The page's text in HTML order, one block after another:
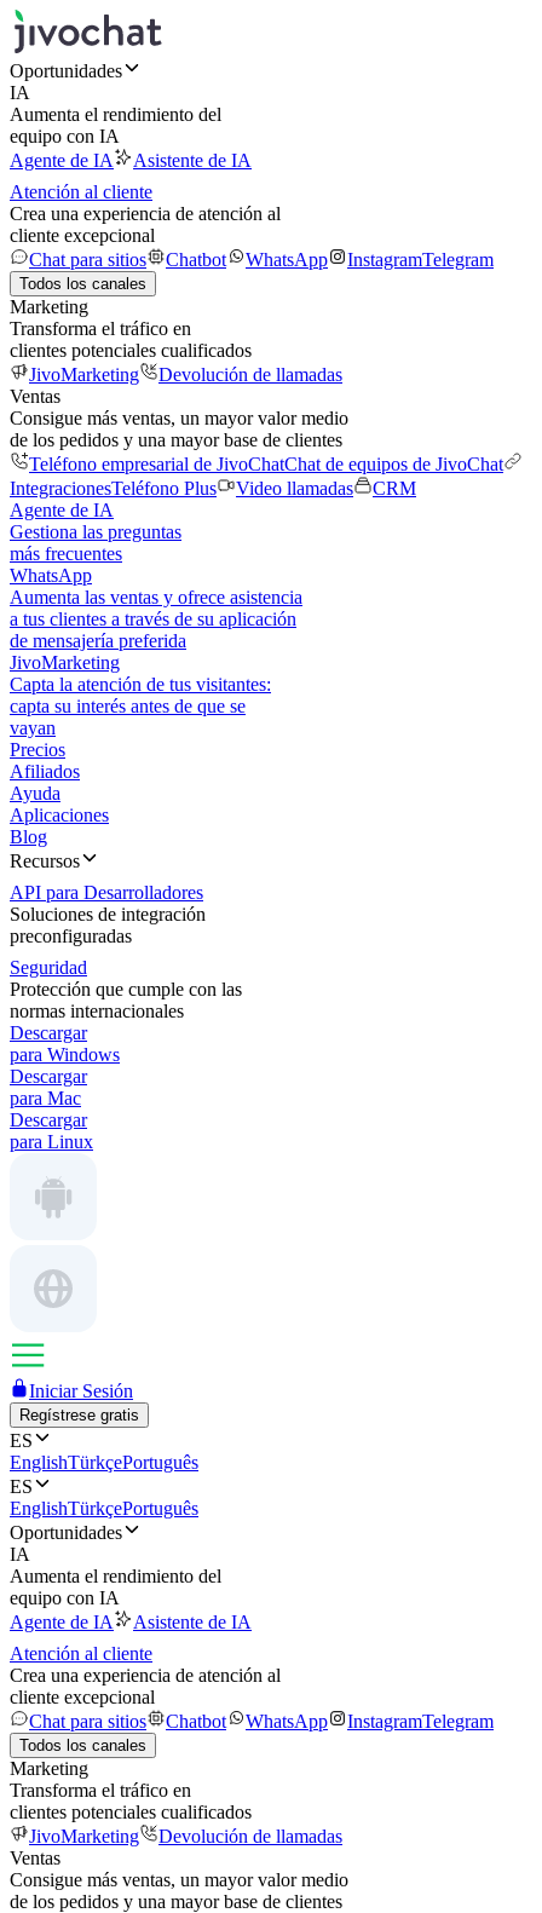
Oportunidades
IA
Aumenta el rendimiento del
equipo con IA
Agente de IA
Asistente de IA
Atención al cliente
Crea una experiencia de atención al
cliente excepcional
Chat para sitios
Chatbot WhatsApp InstagramTelegram
Todos los canales
Marketing
Transforma el tráfico en
clientes potenciales cualificados
JivoMarketing
Devolución de llamadas
Ventas
Consigue más ventas, un mayor valor medio
de los pedidos y una mayor base de clientes
Teléfono empresarial de JivoChatChat de equipos de JivoChat
IntegracionesTeléfono Plus Video llamadas
CRM
Agente de IA
Gestiona las preguntas
más frecuentes
WhatsApp
Aumenta las ventas y ofrece asistencia
a tus clientes a través de su aplicación
de mensajería preferida
JivoMarketing
Capta la atención de tus visitantes:
capta su interés antes de que se
vayan
Precios
Afiliados
Ayuda
Aplicaciones
Blog
Recursos
API para Desarrolladores
Soluciones de integración
preconfiguradas
Seguridad
Protección que cumple con las
normas internacionales
Descargar
para Windows
Descargar
para Mac
Descargar
para Linux
Iniciar Sesión
Regístrese gratis
ES
EnglishTürkçePortuguês
ES
EnglishTürkçePortuguês
Oportunidades
IA
Aumenta el rendimiento del
equipo con IA
Agente de IA
Asistente de IA
Atención al cliente
Crea una experiencia de atención al
cliente excepcional
Chat para sitios
Chatbot WhatsApp InstagramTelegram
Todos los canales
Marketing
Transforma el tráfico en
clientes potenciales cualificados
JivoMarketing
Devolución de llamadas
Ventas
Consigue más ventas, un mayor valor medio
de los pedidos y una mayor base de clientes